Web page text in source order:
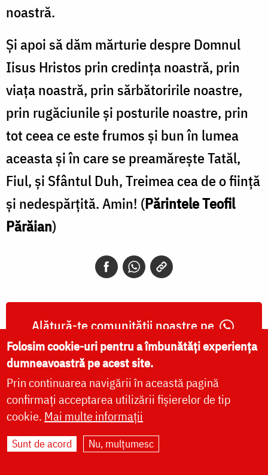
noastră.
Și apoi să dăm mărturie despre Domnul
Iisus Hristos prin credința noastră, prin
viața noastră, prin sărbătoririle noastre,
prin rugăciunile și posturile noastre, prin
tot ceea ce este frumos și bun în lumea
aceasta și în care se preamărește Tatăl,
Fiul, și Sfântul Duh, Treimea cea de o ființă
și nedespărțită. Amin! (Părintele Teofil
Părăian)
Alătură-te comunității noastre pe
WhatsApp, Instagramși Telegram!
Părintele Patriarh
Daniel: „Sfânta
Olimpiada din
Folosim cookie-uri pentru a îmbunătăți experiența
dumneavoastră pe acest site.
Prin continuarea navigării în această pagină
confirmați acceptarea utilizării fișierelor de tip
cookie. Mai multe informații
Sunt de acord Nu, mulțumesc